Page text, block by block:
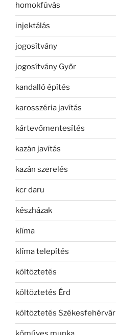
homokfúvás
injektálás
jogosítvány
jogosítvány Győr
kandalló építés
karosszéria javítás
kártevőmentesítés
kazán javítás
kazán szerelés
kcr daru
készházak
klíma
klíma telepítés
költöztetés
költöztetés Érd
költöztetés Székesfehérvár